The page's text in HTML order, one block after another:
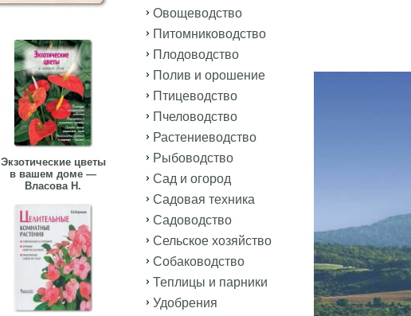
Экзотические цветы
в вашем доме —
Власова Н.
Овощеводство
Питомниководство
Плодоводство
Полив и орошение
Птицеводство
Пчеловодство
Растениеводство
Рыбоводство
Сад и огород
Садовая техника
Садоводство
Сельское хозяйство
Собаководство
Теплицы и парники
Удобрения